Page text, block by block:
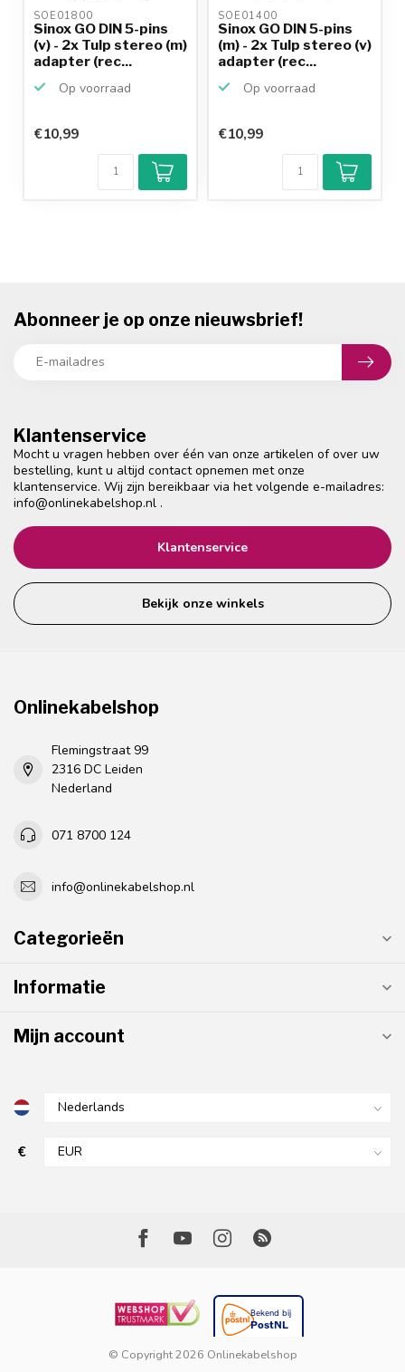
SOE01800
Sinox GO DIN 5-pins
(v) - 2x Tulp stereo (m)
adapter (rec...
Op voorraad
€10,99
SOE01400
Sinox GO DIN 5-pins
(m) - 2x Tulp stereo (v)
adapter (rec...
Op voorraad
€10,99
Klantenservice
Mocht u vragen hebben over één van onze artikelen of over uw
bestelling, kunt u altijd contact opnemen met onze
klantenservice. Wij zijn bereikbaar via het volgende e-mailadres:
info@onlinekabelshop.nl .
Klantenservice
Bekijk onze winkels
Abonneer je op onze nieuwsbrief!
Onlinekabelshop
Flemingstraat 99
2316 DC Leiden
Nederland
071 8700 124
info@onlinekabelshop.nl
Categorieën
Informatie
Mijn account
€
© Copyright 2026 Onlinekabelshop